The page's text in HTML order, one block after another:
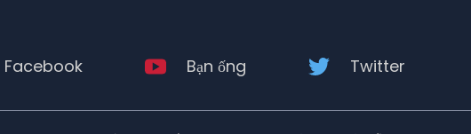
Facebook Bạn ống Twitter